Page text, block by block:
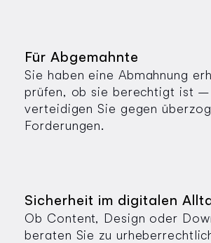
Für Abgemahnte
Sie haben eine Abmahnung
prüfen, ob sie berechtigt ist –
verteidigen Sie gegen
Forderungen.
Sicherheit im digitalen
Ob Content, Design oder
beraten Sie zu